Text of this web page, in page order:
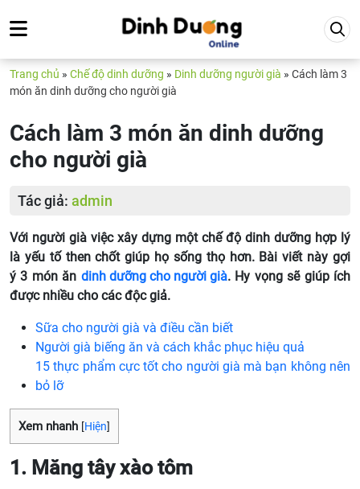
Trang chủ » Chế độ dinh dưỡng » Dinh dưỡng người già » Cách làm 3
món ăn dinh dưỡng cho người già
Cách làm 3 món ăn dinh dưỡng
cho người già
Tác giả: admin
Với người già việc xây dựng một chế độ dinh dưỡng hợp lý
là yếu tố then chốt giúp họ sống thọ hơn. Bài viết này gợi
ý 3 món ăn dinh dưỡng cho người già. Hy vọng sẽ giúp ích
được nhiều cho các độc giả.
Sữa cho người già và điều cần biết
Người già biếng ăn và cách khắc phục hiệu quả
15 thực phẩm cực tốt cho người già mà bạn không nên
bỏ lỡ
Xem nhanh [Hiện]
1. Măng tây xào tôm